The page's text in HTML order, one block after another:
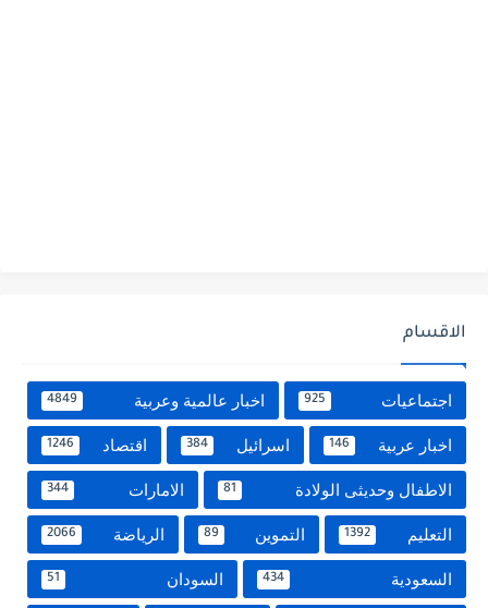
الاقسام
اجتماعيات 925 اخبار عالمية وعربية 4849
اخبار عربية 146 اسرائيل 384 اقتصاد 1246
الاطفال وحديثى الولادة 81 الامارات 344
التعليم 1392 التموين 89 الرياضة 2066
السعودية 434 السودان 51